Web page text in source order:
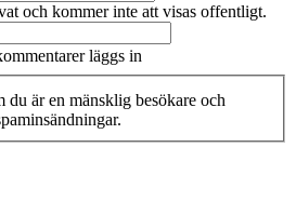
och kommer inte att visas offentligt.
läggs in
du är en mänsklig besökare och